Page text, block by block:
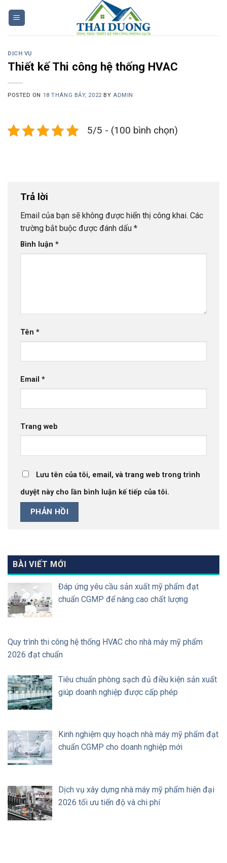
DỊCH VỤ
Thiết kế Thi công hệ thống HVAC
POSTED ON 18 THÁNG BẢY, 2022 BY ADMIN
5/5 - (100 bình chọn)
Trả lời
Email của bạn sẽ không được hiển thị công khai. Các
trường bắt buộc được đánh dấu *
Bình luận *
Tên *
Email *
Trang web
Lưu tên của tôi, email, và trang web trong trình
duyệt này cho lần bình luận kế tiếp của tôi.
BÀI VIẾT MỚI
Đáp ứng yêu cầu sản xuất mỹ phẩm đạt
chuẩn CGMP để nâng cao chất lượng
Quy trình thi công hệ thống HVAC cho nhà máy mỹ phẩm
2026 đạt chuẩn
Tiêu chuẩn phòng sạch đủ điều kiện sản xuất
giúp doanh nghiệp được cấp phép
Kinh nghiệm quy hoạch nhà máy mỹ phẩm đạt
chuẩn CGMP cho doanh nghiệp mới
Dịch vụ xây dựng nhà máy mỹ phẩm hiện đại
2026 tối ưu tiến độ và chi phí